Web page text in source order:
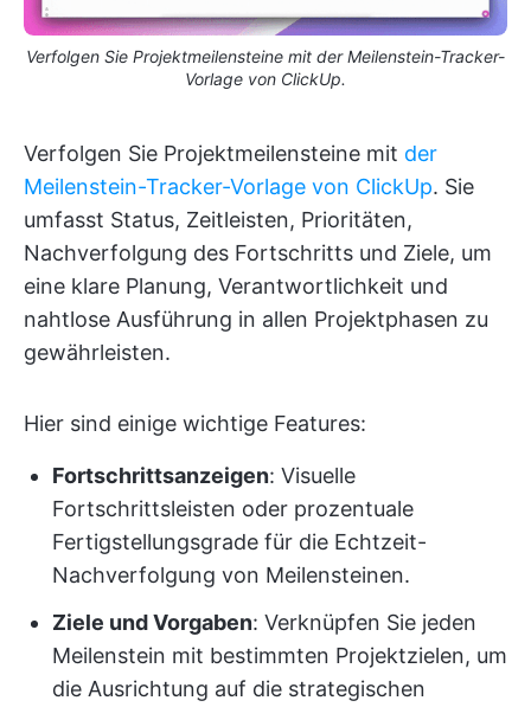
Verfolgen Sie Projektmeilensteine mit der Meilenstein-Tracker-
Vorlage von ClickUp.
Verfolgen Sie Projektmeilensteine mit der
Meilenstein-Tracker-Vorlage von ClickUp. Sie
umfasst Status, Zeitleisten, Prioritäten,
Nachverfolgung des Fortschritts und Ziele, um
eine klare Planung, Verantwortlichkeit und
nahtlose Ausführung in allen Projektphasen zu
gewährleisten.
Hier sind einige wichtige Features:
Fortschrittsanzeigen: Visuelle
Fortschrittsleisten oder prozentuale
Fertigstellungsgrade für die Echtzeit-
Nachverfolgung von Meilensteinen.
Ziele und Vorgaben: Verknüpfen Sie jeden
Meilenstein mit bestimmten Projektzielen, um
die Ausrichtung auf die strategischen